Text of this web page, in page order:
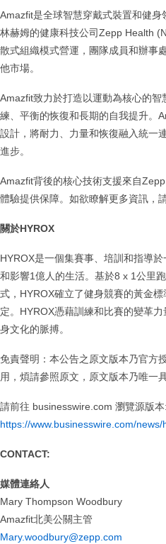
Amazfit是全球智慧穿戴式裝置和健
林赫姆的健康科技公司Zepp Health
散式組織模式營運，團隊成員和辦事
他市場。
Amazfit致力於打造以運動為核心的智
練、平衡的恢復和長期的自我提升。
設計，將耐力、力量和恢復融入統一
進步。
Amazfit背後的核心技術支援來自
體驗提供保障。如欲瞭解更多資訊，
關於HYROX
HYROX是一個集賽事、培訓和指導
和影響1億人的生活。基於8 x 1公里
式，HYROX確立了健身競賽的黃金
定。HYROX憑藉訓練和比賽的變革
身文化的脈搏。
免責聲明：本公告之原文版本乃官方
用，煩請參照原文，原文版本乃唯一
請前往 businesswire.com 瀏覽源版本:
https://www.businesswire.com/
CONTACT:
媒體連絡人
Mary Thompson Woodbury
Amazfit北美公關主管
Mary.woodbury@zepp.com